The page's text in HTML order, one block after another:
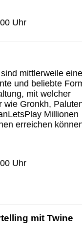
Uhr
sind mittlerweile eine
und beliebte
mit welcher
wie Gronkh,
Millionen
erreichen
Uhr
mit Twine